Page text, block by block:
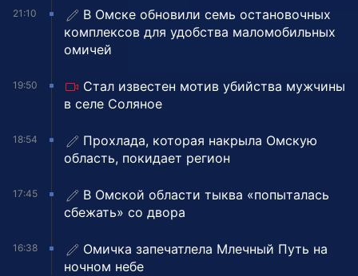
21:10
В Омске обновили семь остановочных
комплексов для удобства маломобильных
омичей
19:50
Стал известен мотив убийства мужчины
в селе Соляное
18:54
Прохлада, которая накрыла Омскую
область, покидает регион
17:45
В Омской области тыква «попыталась
сбежать» со двора
16:38
Омичка запечатлела Млечный Путь на
ночном небе